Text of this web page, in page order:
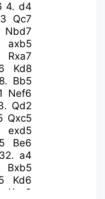
4.d4
Qc7
Nbd7
axb5
Rxa7
Kd8
Bb5
Nef6
Qd2
Qxc5
exd5
Be6
32. a4
Bxb5
Kd6
Kxc3